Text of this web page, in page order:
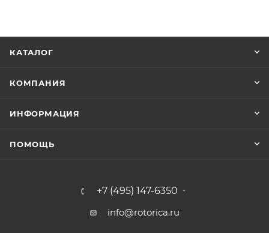
КАТАЛОГ
КОМПАНИЯ
ИНФОРМАЦИЯ
ПОМОЩЬ
+7 (495) 147-6350
info@rotorica.ru